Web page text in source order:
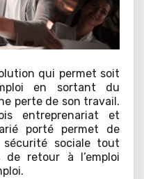
qui permet soit
en sortant du
perte de son travail.
entreprenariat et
porté permet de
sociale tout
de retour à l’emploi